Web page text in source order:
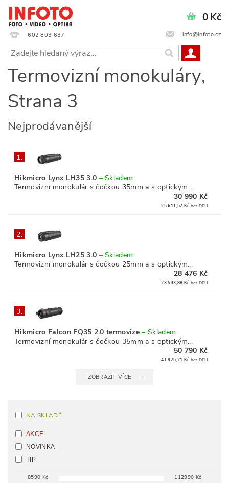
602 803 637 info@infoto.cz
0 Kč
Termovizní monokuláry,
Strana 3
Nejprodávanější
1.
Hikmicro Lynx LH35 3.0 –Skladem
Termovizní monokulár s čočkou 35mm a s optickým...
30 990 Kč
25 611,57 Kč bez DPH
2.
Hikmicro Lynx LH25 3.0 –Skladem
Termovizní monokulár s čočkou 25mm a s optickým...
28 476 Kč
23 533,88 Kč bez DPH
3.
Hikmicro Falcon FQ35 2.0 termovize– Skladem
Termovizní monokulár s čočkou 35mm a s optickým...
50 790 Kč
41 975,21 Kč bez DPH
ZOBRAZIT VÍCE
NA SKLADĚ
AKCE
NOVINKA
TIP
8590 Kč 112990 Kč